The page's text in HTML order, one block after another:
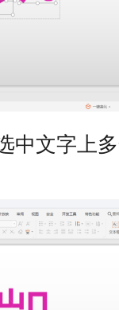
文字上多